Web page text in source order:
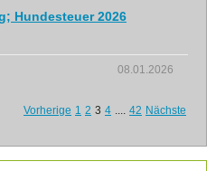
Hundesteuer 2026
08.01.2026
Vorherige 1 2 3 4 .... 42 Nächste